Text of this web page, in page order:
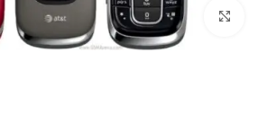
انقر للتكبير